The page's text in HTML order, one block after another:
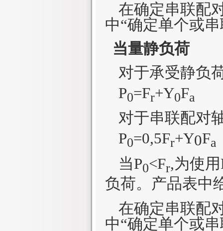
在确定串联配
中“确定单个或
当量静负荷
对于承受静负
P0=Fr+Y0Fa
对于串联配对
P0=0,5Fr+Y0Fa
当P0<Fr,为使用
负荷。产品表中
在确定串联配
中“确定单个或